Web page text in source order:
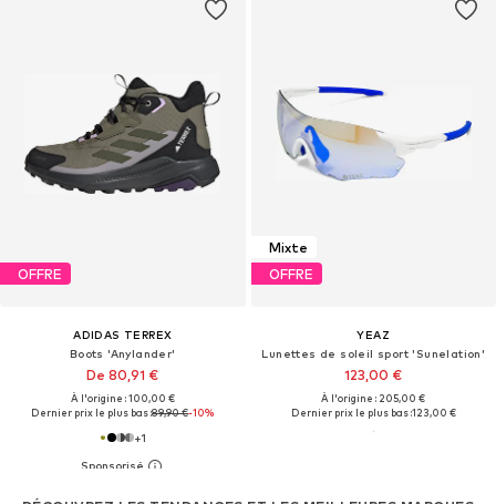
OFFRE
ADIDAS TERREX
Boots 'Anylander'
De 80,91 €
À l'origine : 100,00 €
Dernier prix le plus bas :89,90 €-10%
+1
Mixte
OFFRE
YEAZ
Lunettes de soleil sport 'Sunelation'
123,00 €
À l'origine : 205,00 €
Dernier prix le plus bas :123,00 €